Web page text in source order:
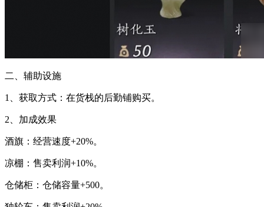
二、辅助设施
1、获取方式：在货栈的后勤铺购买。
2、加成效果
酒旗：经营速度+20%。
凉棚：售卖利润+10%。
仓储柜：仓储容量+500。